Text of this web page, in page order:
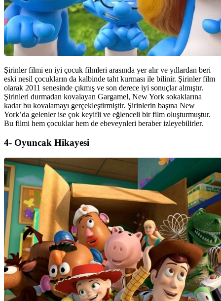
Şirinler filmi en iyi çocuk filmleri arasında yer alır ve yıllardan beri
eski nesil çocukların da kalbinde taht kurması ile bilinir. Şirinler film
olarak 2011 senesinde çıkmış ve son derece iyi sonuçlar almıştır.
Şirinleri durmadan kovalayan Gargamel, New York sokaklarına
kadar bu kovalamayı gerçekleştirmiştir. Şirinlerin başına New
York’da gelenler ise çok keyifli ve eğlenceli bir film oluşturmuştur.
Bu filmi hem çocuklar hem de ebeveynleri beraber izleyebilirler.
4- Oyuncak Hikayesi